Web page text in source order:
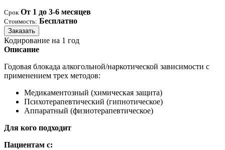
Срок От 1 до 3-6 месяцев
Стоимость: Бесплатно
Заказать
Кодирование на 1 год
Описание
Годовая блокада алкогольной/наркотической зависимости с
применением трех методов:
Медикаментозный (химическая защита)
Психотерапевтический (гипнотическое)
Аппаратный (физиотерапевтическое)
Для кого подходит
Пациентам с: